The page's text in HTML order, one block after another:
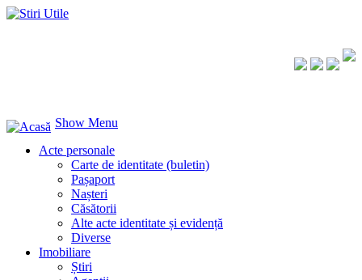
Show Menu
Acte personale
Carte de identitate (buletin)
Pașaport
Nașteri
Căsătorii
Alte acte identitate și evidență
Diverse
Imobiliare
Știri